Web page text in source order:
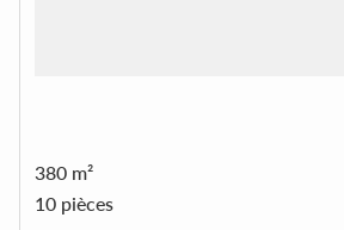
380 m²
10 pièces